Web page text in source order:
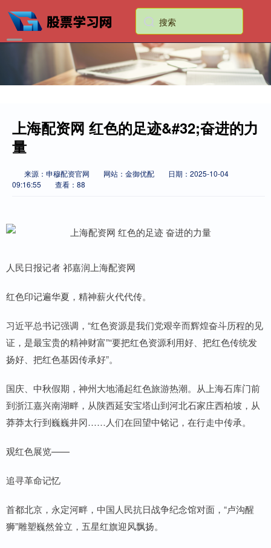
上海配资网 红色的足迹&#32;奋进的力
量
来源：申穆配资官网 网站：金御优配
日期：2025-10-04
09:16:55
查看：88
人民日报记者 祁嘉润上海配资网
红色印记遍华夏，精神薪火代代传。
习近平总书记强调，“红色资源是我们党艰辛而辉煌奋斗历程的见
证，是最宝贵的精神财富”“要把红色资源利用好、把红色传统发
扬好、把红色基因传承好”。
国庆、中秋假期，神州大地涌起红色旅游热潮。从上海石库门前
到浙江嘉兴南湖畔，从陕西延安宝塔山到河北石家庄西柏坡，从
莽莽太行到巍巍井冈……人们在回望中铭记，在行走中传承。
观红色展览——
追寻革命记忆
首都北京，永定河畔，中国人民抗日战争纪念馆对面，“卢沟醒
狮”雕塑巍然耸立，五星红旗迎风飘扬。